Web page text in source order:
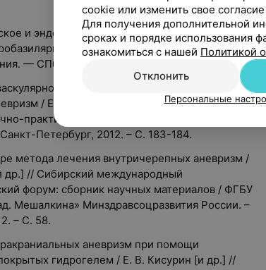
и эндоваскулярное лечение артериальных
бассейна / А. Ф. Смеянович [и др.] //
— СПб., 2011.— С.278-279
лечения больших и гигантских
/ Е.В. Кисурин [и др.] // «Поленовские
практической конференции; 2012 / ФГУ «РНХИ
Петербург, 2012. – С. 183-184.
метода лечения внутричерепных аневризм /
др.] // Сибирский международный
форум: сборник научных материалов / ФГБУ
Мешалкина» Минздравсоцразвития России. –
– С. 58.
аневризм при помощи
гидрогелем / Е. В. Кисурин [и др.] //
cookie или изменить свое
Для получения дополнительной
сроках и порядке использования
ознакомиться с нашей Политикой
Отклонить
Персональные